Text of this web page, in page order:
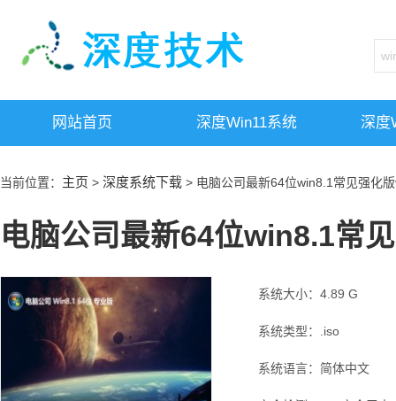
网站首页 深度win11系统 深度
当前位置： 主页 > 深度系统下载 > 电脑公司最新64位win8.1常见强化
电脑公司最新64位win8.1常
系统大小：4.89 G
系统类型：.iso
系统语言：简体中文